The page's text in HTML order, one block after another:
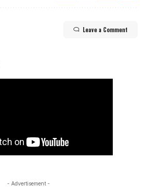
Leave a Comment
- Advertisement -